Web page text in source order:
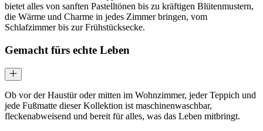
bietet alles von sanften Pastelltönen bis zu kräftigen Blütenmustern,
die Wärme und Charme in jedes Zimmer bringen, vom
Schlafzimmer bis zur Frühstücksecke.
Gemacht fürs echte Leben
Ob vor der Haustür oder mitten im Wohnzimmer, jeder Teppich und
jede Fußmatte dieser Kollektion ist maschinenwaschbar,
fleckenabweisend und bereit für alles, was das Leben mitbringt.